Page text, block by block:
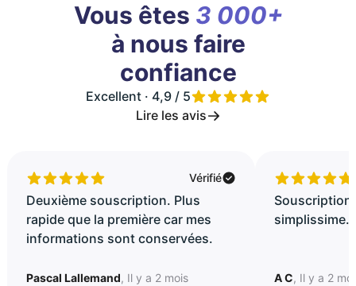
Vous êtes 3 000+
à nous faire
confiance
Excellent · 4,9 / 5
Lire les avis
Vérifié
Deuxième souscription. Plus
rapide que la première car mes
informations sont conservées.
Pascal Lallemand, Il y a 2 mois
Souscription
A C, Il y a 2